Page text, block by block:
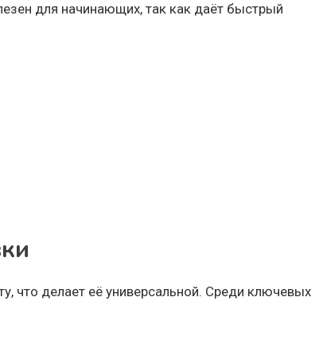
для начинающих, так как даёт быстрый
что делает её универсальной. Среди ключевых